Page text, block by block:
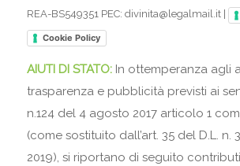
REA-BS549351 PEC: divinita@legalmail.it |
Cookie Policy
AIUTI DI STATO: In ottemperanza agli
trasparenza e pubblicità previsti ai
n.124 del 4 agosto 2017 articolo 1
(come sostituito dall’art. 35 del D.L. n.
2019), si riportano di seguito